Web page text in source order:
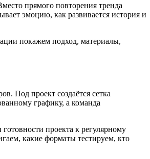
прямого повторения тренда
эмоцию, как развивается история и
покажем подход, материалы,
Под проект создаётся сетка
графику, а команда
проекта к регулярному
какие форматы тестируем, кто